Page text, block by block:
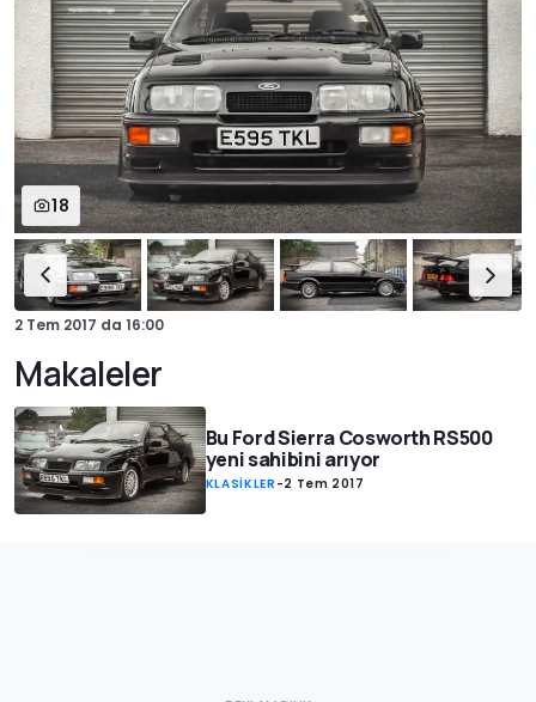
18
2 Tem 2017 da 16:00
Makaleler
Bu Ford Sierra Cosworth RS500
yeni sahibini arıyor
KLASİKLER -2 Tem 2017